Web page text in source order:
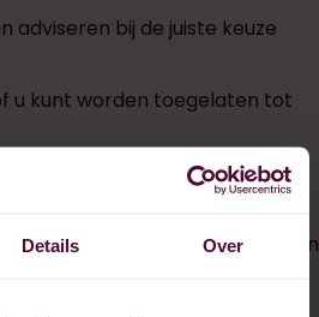
Details Over
adviseren bij de juiste keuze
u kunt worden toegelaten tot
afhandeling van het gehele
wij onze dienverlening kunnen